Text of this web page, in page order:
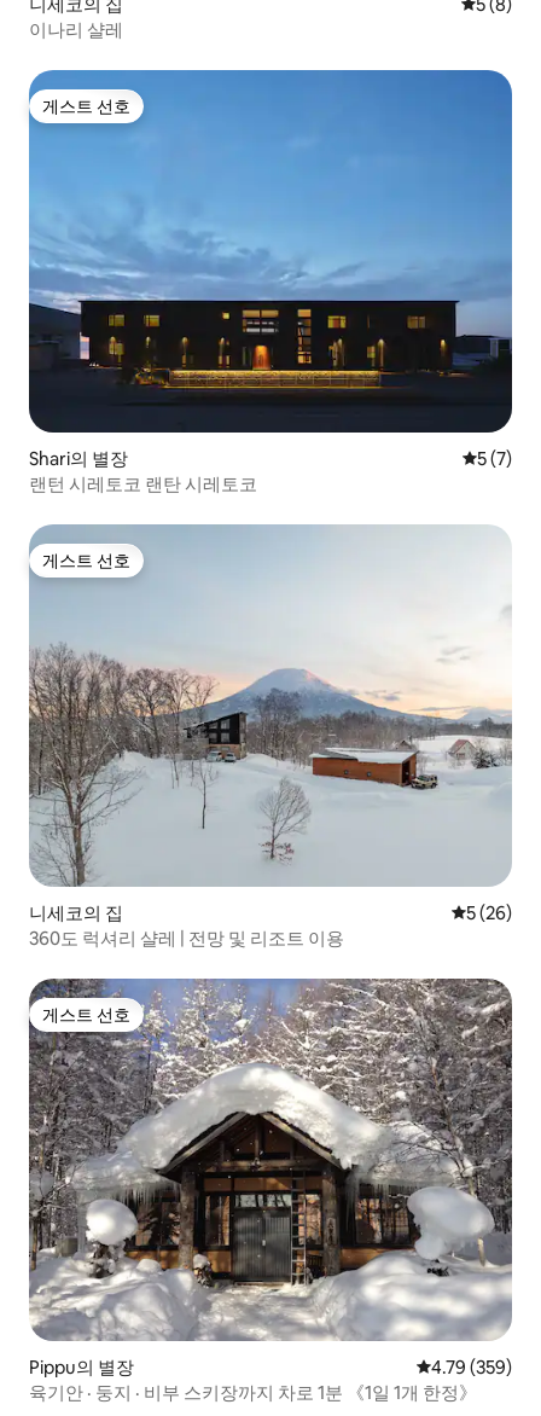
이나리 샬레
게스트 선호
게스트 선호
Shari의 별장 평점 5점
5 (7)
랜턴 시레토코 랜탄 시레토코
게스트 선호
게스트 선호
니세코의 집 평점 5점(5
5 (26)
360도 럭셔리 샬레 | 전망 및 리조트 이용
게스트 선호
게스트 선호
Pippu의 별장 평점 4.79점(5
4.79 (359)
육기안 · 둥지 · 비부 스키장까지 차로 1분 《1일 1개 한정》